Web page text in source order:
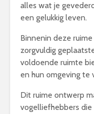
alles wat je
een gelukkig leven.
Binnenin deze
zorgvuldig
voldoende ruimte
en hun omgeving te
Dit ruime ontwerp
vogelliefhebbers die